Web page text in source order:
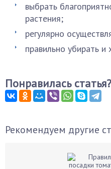
выбрать
растения;
регулярно
правильно убирать и
Понравилась
Рекомендуем другие